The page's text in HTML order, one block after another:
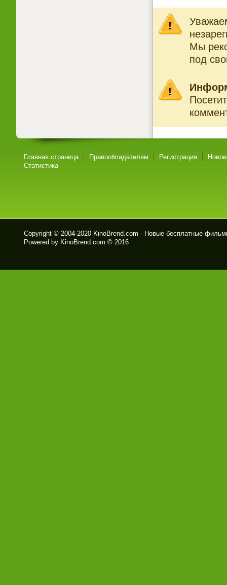
Мы
под
Главная страница Правообладателям Регистрация
Статистика
Copyright © 2004-2020 KinoBrend.com - Новые бесплатные
Powered by KinoBrend.com © 2016